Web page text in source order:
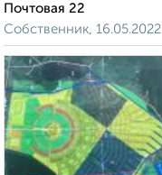
Почтовая 22
Собственник, 16.05.2022